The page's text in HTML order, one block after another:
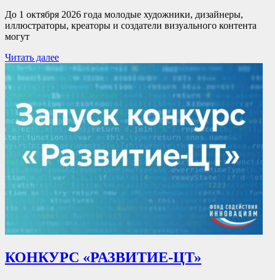
До 1 октября 2026 года молодые художники, дизайнеры,
иллюстраторы, креаторы и создатели визуального контента
могут
Читать далее
КОНКУРС «РАЗВИТИЕ-ЦТ»